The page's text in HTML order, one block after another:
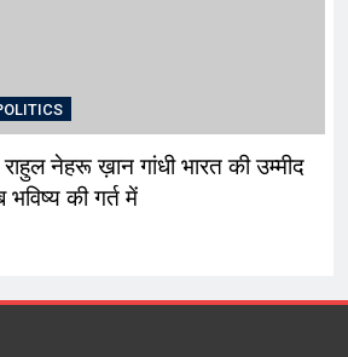
चंडीगढ़
ने नरेन्द्र जैतक की अगुवाई में किया